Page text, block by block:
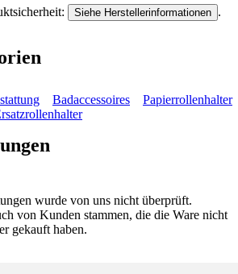
Siehe Herstellerinformationen .
Badaccessoires
Papierrollenhalter
wurde von uns nicht überprüft.
von Kunden stammen, die die Ware nicht
gekauft haben.